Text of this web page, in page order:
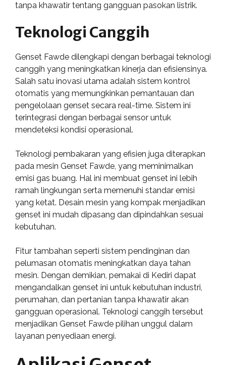
tanpa khawatir tentang gangguan pasokan listrik.
Teknologi Canggih
Genset Fawde dilengkapi dengan berbagai teknologi
canggih yang meningkatkan kinerja dan efisiensinya.
Salah satu inovasi utama adalah sistem kontrol
otomatis yang memungkinkan pemantauan dan
pengelolaan genset secara real-time. Sistem ini
terintegrasi dengan berbagai sensor untuk
mendeteksi kondisi operasional.
Teknologi pembakaran yang efisien juga diterapkan
pada mesin Genset Fawde, yang meminimalkan
emisi gas buang. Hal ini membuat genset ini lebih
ramah lingkungan serta memenuhi standar emisi
yang ketat. Desain mesin yang kompak menjadikan
genset ini mudah dipasang dan dipindahkan sesuai
kebutuhan.
Fitur tambahan seperti sistem pendinginan dan
pelumasan otomatis meningkatkan daya tahan
mesin. Dengan demikian, pemakai di Kediri dapat
mengandalkan genset ini untuk kebutuhan industri,
perumahan, dan pertanian tanpa khawatir akan
gangguan operasional. Teknologi canggih tersebut
menjadikan Genset Fawde pilihan unggul dalam
layanan penyediaan energi.